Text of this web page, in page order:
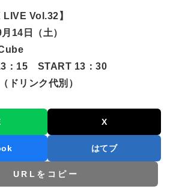
LIVE Vol.32】
14日（土）
：15 START 13：30
ドリンク代別）
X
はてブ
URLをコピー